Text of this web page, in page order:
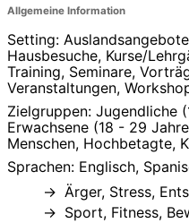
Allgemeine Information
Setting:
Hausbesuche, Kurse/
Training, Seminare,
Veranstaltungen,
Zielgruppen: Jugendliche
Erwachsene (18 - 29
Menschen, Hochbetagte,
Sprachen: Englisch,
Ärger, Stress,
Sport, Fitness,